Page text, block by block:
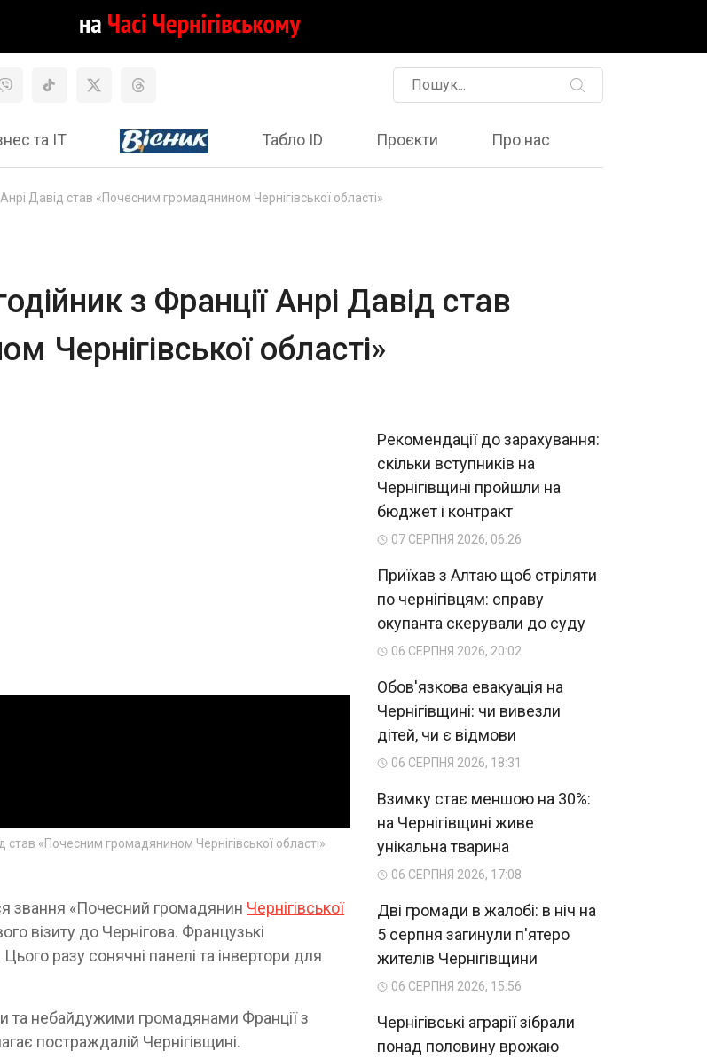
та ІТ Табло ID Проєкти Про нас
Давід став «Почесним громадянином Чернігівської області»
з Франції Анрі Давід став
Чернігівської області»
став «Почесним громадянином Чернігівської області»
звання «Почесний громадянин Чернігівської
візиту до Чернігова. Французькі
разу сонячні панелі та інвертори для
та небайдужими громадянами Франції з
постраждалій Чернігівщині.
Рекомендації до зарахування:
скільки вступників на
Чернігівщині пройшли на
бюджет і контракт
07 СЕРПНЯ 2026, 06:26
Приїхав з Алтаю щоб стріляти
по чернігівцям: справу
окупанта скерували до суду
06 СЕРПНЯ 2026, 20:02
Обов'язкова евакуація на
Чернігівщині: чи вивезли
дітей, чи є відмови
06 СЕРПНЯ 2026, 18:31
Взимку стає меншою на 30%:
на Чернігівщині живе
унікальна тварина
06 СЕРПНЯ 2026, 17:08
Дві громади в жалобі: в ніч на
5 серпня загинули п'ятеро
жителів Чернігівщини
06 СЕРПНЯ 2026, 15:56
Чернігівські аграрії зібрали
понад половину врожаю